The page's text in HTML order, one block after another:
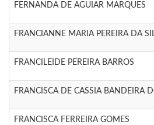
FERNANDA DE AGUIAR MARQUES
FRANCIANNE MARIA PEREIRA DA
FRANCILEIDE PEREIRA BARROS
FRANCISCA DE CASSIA BANDEIRA
FRANCISCA FERREIRA GOMES